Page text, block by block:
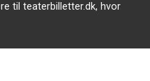
til teaterbilletter.dk, hvor